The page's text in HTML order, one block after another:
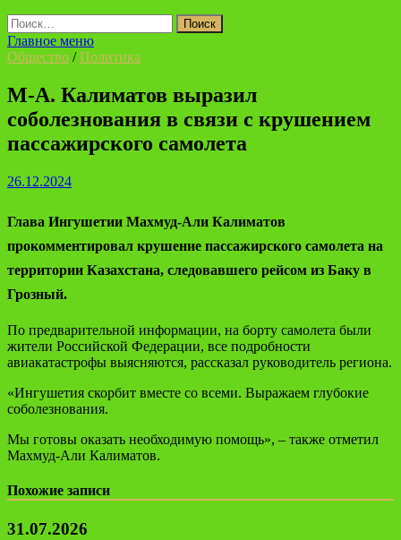
Найти:
Главное меню
Общество /Политика
М-А. Калиматов выразил
соболезнования в связи с крушением
пассажирского самолета
26.12.2024
Глава Ингушетии Махмуд-Али Калиматов
прокомментировал крушение пассажирского самолета на
территории Казахстана, следовавшего рейсом из Баку в
Грозный.
По предварительной информации, на борту самолета были
жители Российской Федерации, все подробности
авиакатастрофы выясняются, рассказал руководитель региона.
«Ингушетия скорбит вместе со всеми. Выражаем глубокие
соболезнования.
Мы готовы оказать необходимую помощь», – также отметил
Махмуд-Али Калиматов.
Похожие записи
31.07.2026